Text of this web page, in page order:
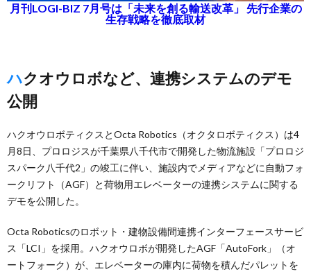
月刊LOGI-BIZ 7月号は「未来を創る輸送改革」 先行企業の
生存戦略を徹底取材
ハクオウロボなど、連携システムのデモ
公開
ハクオウロボティクスとOcta Robotics（オクタロボティクス）は4
月8日、プロロジスが千葉県八千代市で開発した物流施設「プロロジ
スパーク八千代2」の竣工に伴い、施設内でメディアなどに自動フォ
ークリフト（AGF）と荷物用エレベーターの連携システムに関する
デモを公開した。
Octa Roboticsのロボット・建物設備間連携インターフェースサービ
ス「LCI」を採用。ハクオウロボが開発したAGF「AutoFork」（オ
ートフォーク）が、エレベーターの庫内に荷物を積んだパレットを